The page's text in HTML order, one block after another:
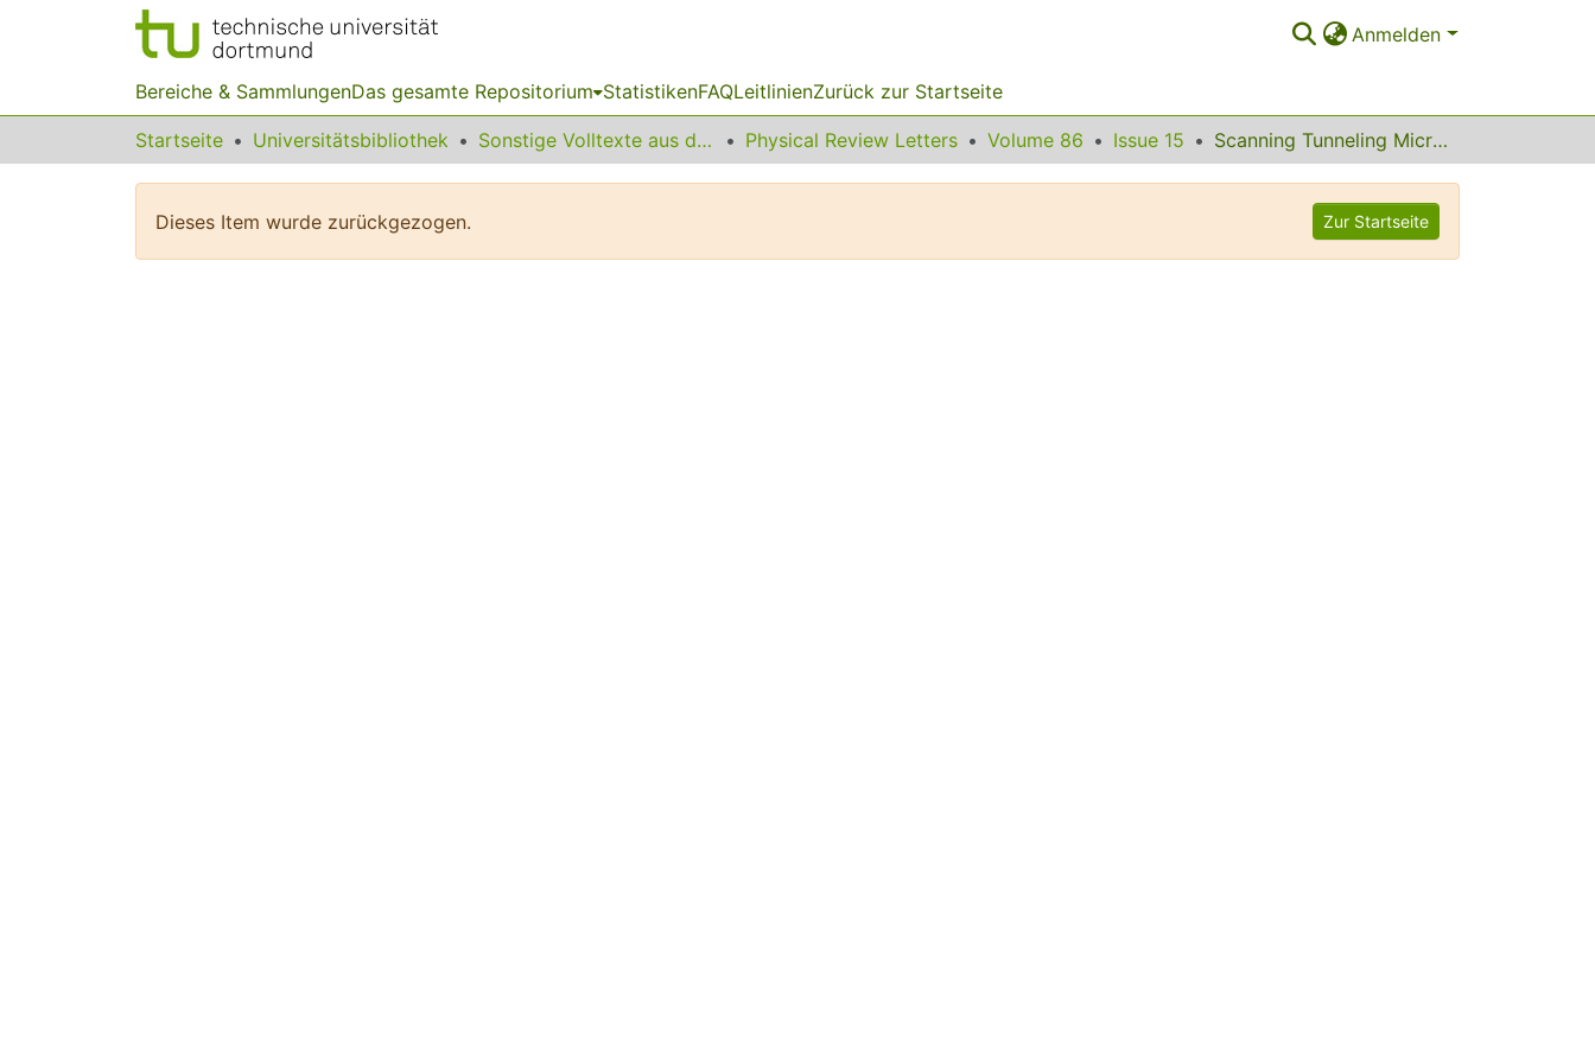
Anmelden
Bereiche & SammlungenDas gesamte Repositorium StatistikenFAQLeitlinienZurück zur Startseite
Startseite Universitätsbibliothek Sonstige Volltexte aus dem Bibliotheksangebot Physical Review Letters Volume 86 Issue 15 Scanning Tunneling Microscopy Studies of Temperature-Dependent Etching of Diamond (100) by Atomic Hydrogen
Dieses Item wurde zurückgezogen. Zur Startseite